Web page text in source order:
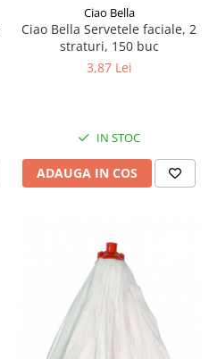
Ciao Bella
Ciao Bella Servetele faciale, 2
straturi, 150 buc
3,87 Lei
IN STOC
ADAUGA IN COS